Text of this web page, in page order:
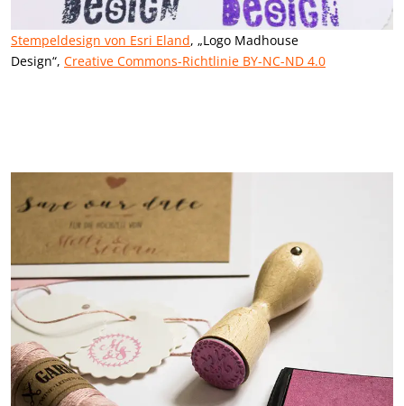
Stempeldesign von Esri Eland, „Logo Madhouse
Design“, Creative Commons-Richtlinie BY-NC-ND 4.0